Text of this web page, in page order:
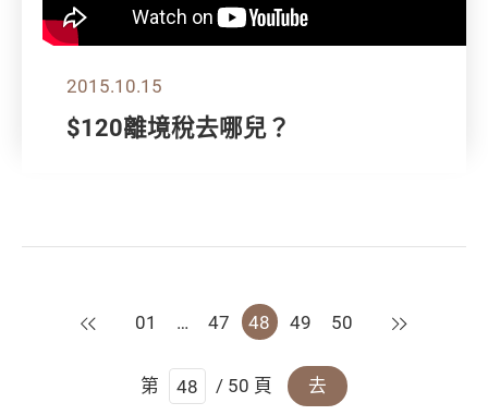
2015.10.15
$120離境稅去哪兒？
上一頁
01 … 47 48 49 50 下一頁
第 / 50 頁 去